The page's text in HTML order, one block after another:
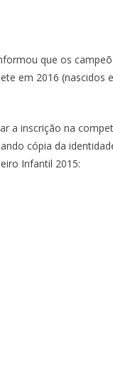
que os
em 2016 (nascidos
a inscrição na
cópia da
Infantil 2015: